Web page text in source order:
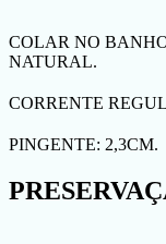
COLAR NO
NATURAL.
CORRENTE
PINGENTE: 2,3CM.